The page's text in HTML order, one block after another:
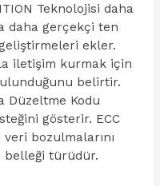
Teknolojisi daha
daha gerçekçi ten
ekler.
iletişim kurmak için
belirtir.
Düzeltme Kodu
gösterir. ECC
bozulmalarını
belleği türüdür.